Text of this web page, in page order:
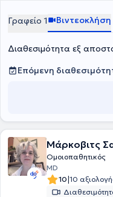
Γραφείο 1 Βιντεοκλήση
Διαθεσιμότητα εξ
Επόμενη
Μάρκοβιτς
Ομοιοπαθητικός
MD
10|10